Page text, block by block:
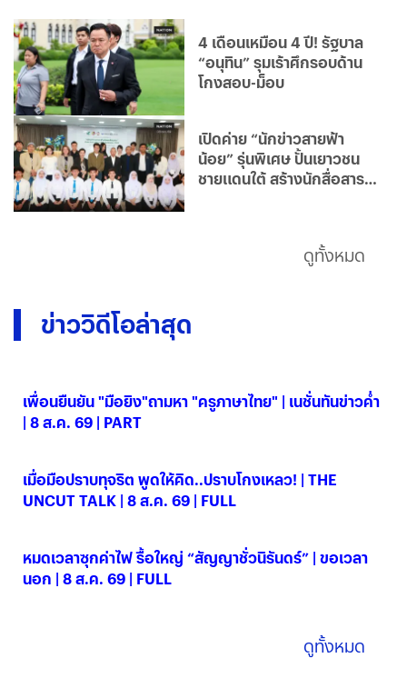
4 เดือนเหมือน 4 ปี! รัฐบาล
“อนุทิน” รุมเร้าศึกรอบด้าน
โกงสอบ-ม็อบ
เปิดค่าย “นักข่าวสายฟ้า
น้อย” รุ่นพิเศษ ปั้นเยาวชน
ชายแดนใต้ สร้างนักสื่อสาร
ดูทั้งหมด
ข่าววิดีโอล่าสุด
เพื่อนยืนยัน "มือยิง"ถามหา "ครูภาษาไทย" | เนชั่นทันข่าวค่ำ
| 8 ส.ค. 69 | PART
เมื่อมือปราบทุจริต พูดให้คิด..ปราบโกงเหลว! | THE
UNCUT TALK | 8 ส.ค. 69 | FULL
หมดเวลาซุกค่าไฟ รื้อใหญ่ “สัญญาชั่วนิรันดร์” | ขอเวลา
นอก | 8 ส.ค. 69 | FULL
ดูทั้งหมด